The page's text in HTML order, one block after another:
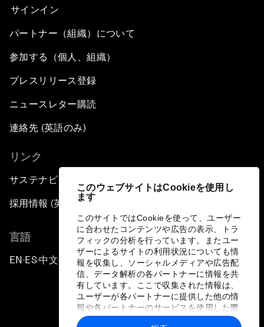
このウェブサイトはCookieを使用し
ます
このサイトではCookieを使って、ユーザー
に合わせたコンテンツや広告の表示、トラ
フィックの分析を行っています。またユー
ザーによるサイトの利用状況についても情
報を収集し、ソーシャルメディアや広告配
信、データ解析の各パートナーに情報を共
有しています。ここで収集された情報は、
ユーザーが各パートナーに提供した他の情
報や各パートナーのサービスを使用した際
に収集された情報と組み合わされ、各パー
サインイン
パートナー（組織）について
参加する（個人、組織）
プレスリリース登録
ニュースレター購読
連絡先 (英語のみ)
リンク
サステナビリティへの取り組み
採用情報 (英語のみ)
言語
EN ▪ES▪中文▪ 日本語